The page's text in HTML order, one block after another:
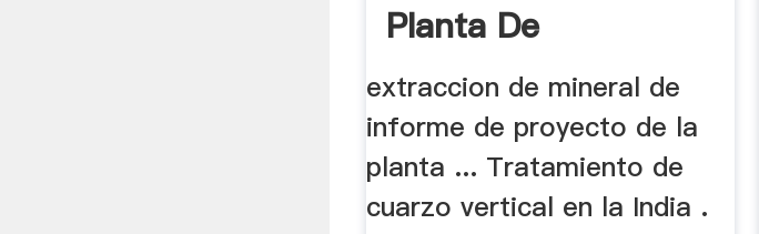
Planta De
Fabricación De
Arena
extraccion de mineral de
informe de proyecto de la
planta ... Tratamiento de
cuarzo vertical en la India .